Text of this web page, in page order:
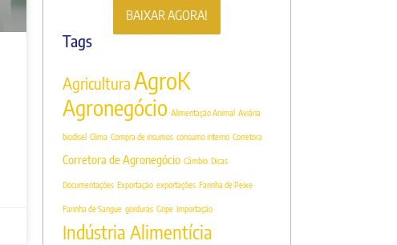
BAIXAR AGORA!
Tags
Agricultura AgroK
Agronegócio Alimentação Animal Aviária
biodisel Clima Compra de insumos consumo interno Corretora
Corretora de Agronegócio Câmbio Dicas
Documentações Exportação exportações Farinha de Peixe
Farinha de Sangue gorduras Gripe Importação
Indústria Alimentícia